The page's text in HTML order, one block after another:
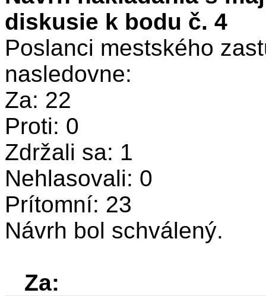
diskusie k bodu č. 4
Poslanci mestského
nasledovne:
Za: 22
Proti: 0
Zdržali sa: 1
Nehlasovali: 0
Prítomní: 23
Návrh bol schválený.
Za: